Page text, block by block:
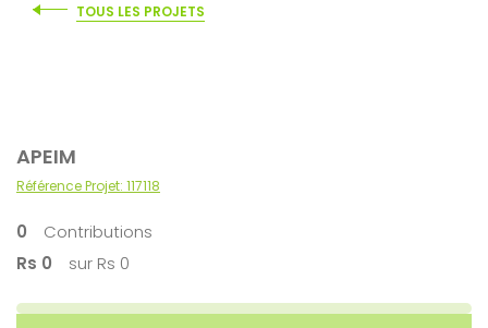
TOUS LES PROJETS
APEIM
Référence Projet: 117118
0
Contributions
Rs 0
sur Rs 0